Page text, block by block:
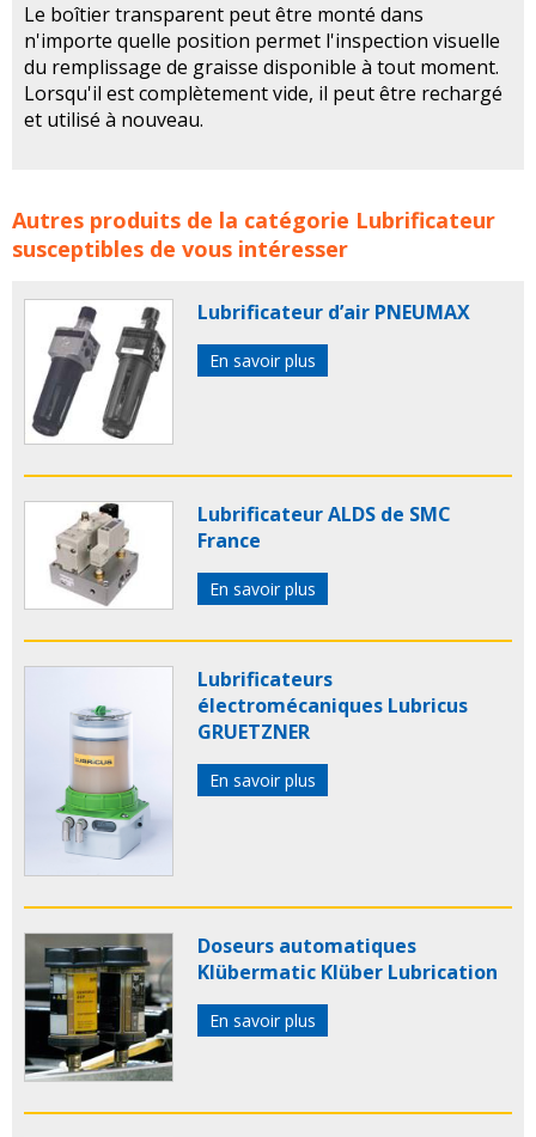
Le boîtier transparent peut être monté dans
n'importe quelle position permet l'inspection visuelle
du remplissage de graisse disponible à tout moment.
Lorsqu'il est complètement vide, il peut être rechargé
et utilisé à nouveau.
Lubrificateurs pour crémaillères et pignons ATLANTA
DRIVE FRANCE concerne les familles de produits :
Autres produits de la catégorie Lubrificateur
susceptibles de vous intéresser
Lubrificateur d’air PNEUMAX
En savoir plus
Lubrificateur ALDS de SMC
France
En savoir plus
Lubrificateurs
électromécaniques Lubricus
GRUETZNER
En savoir plus
Doseurs automatiques
Klübermatic Klüber Lubrication
En savoir plus